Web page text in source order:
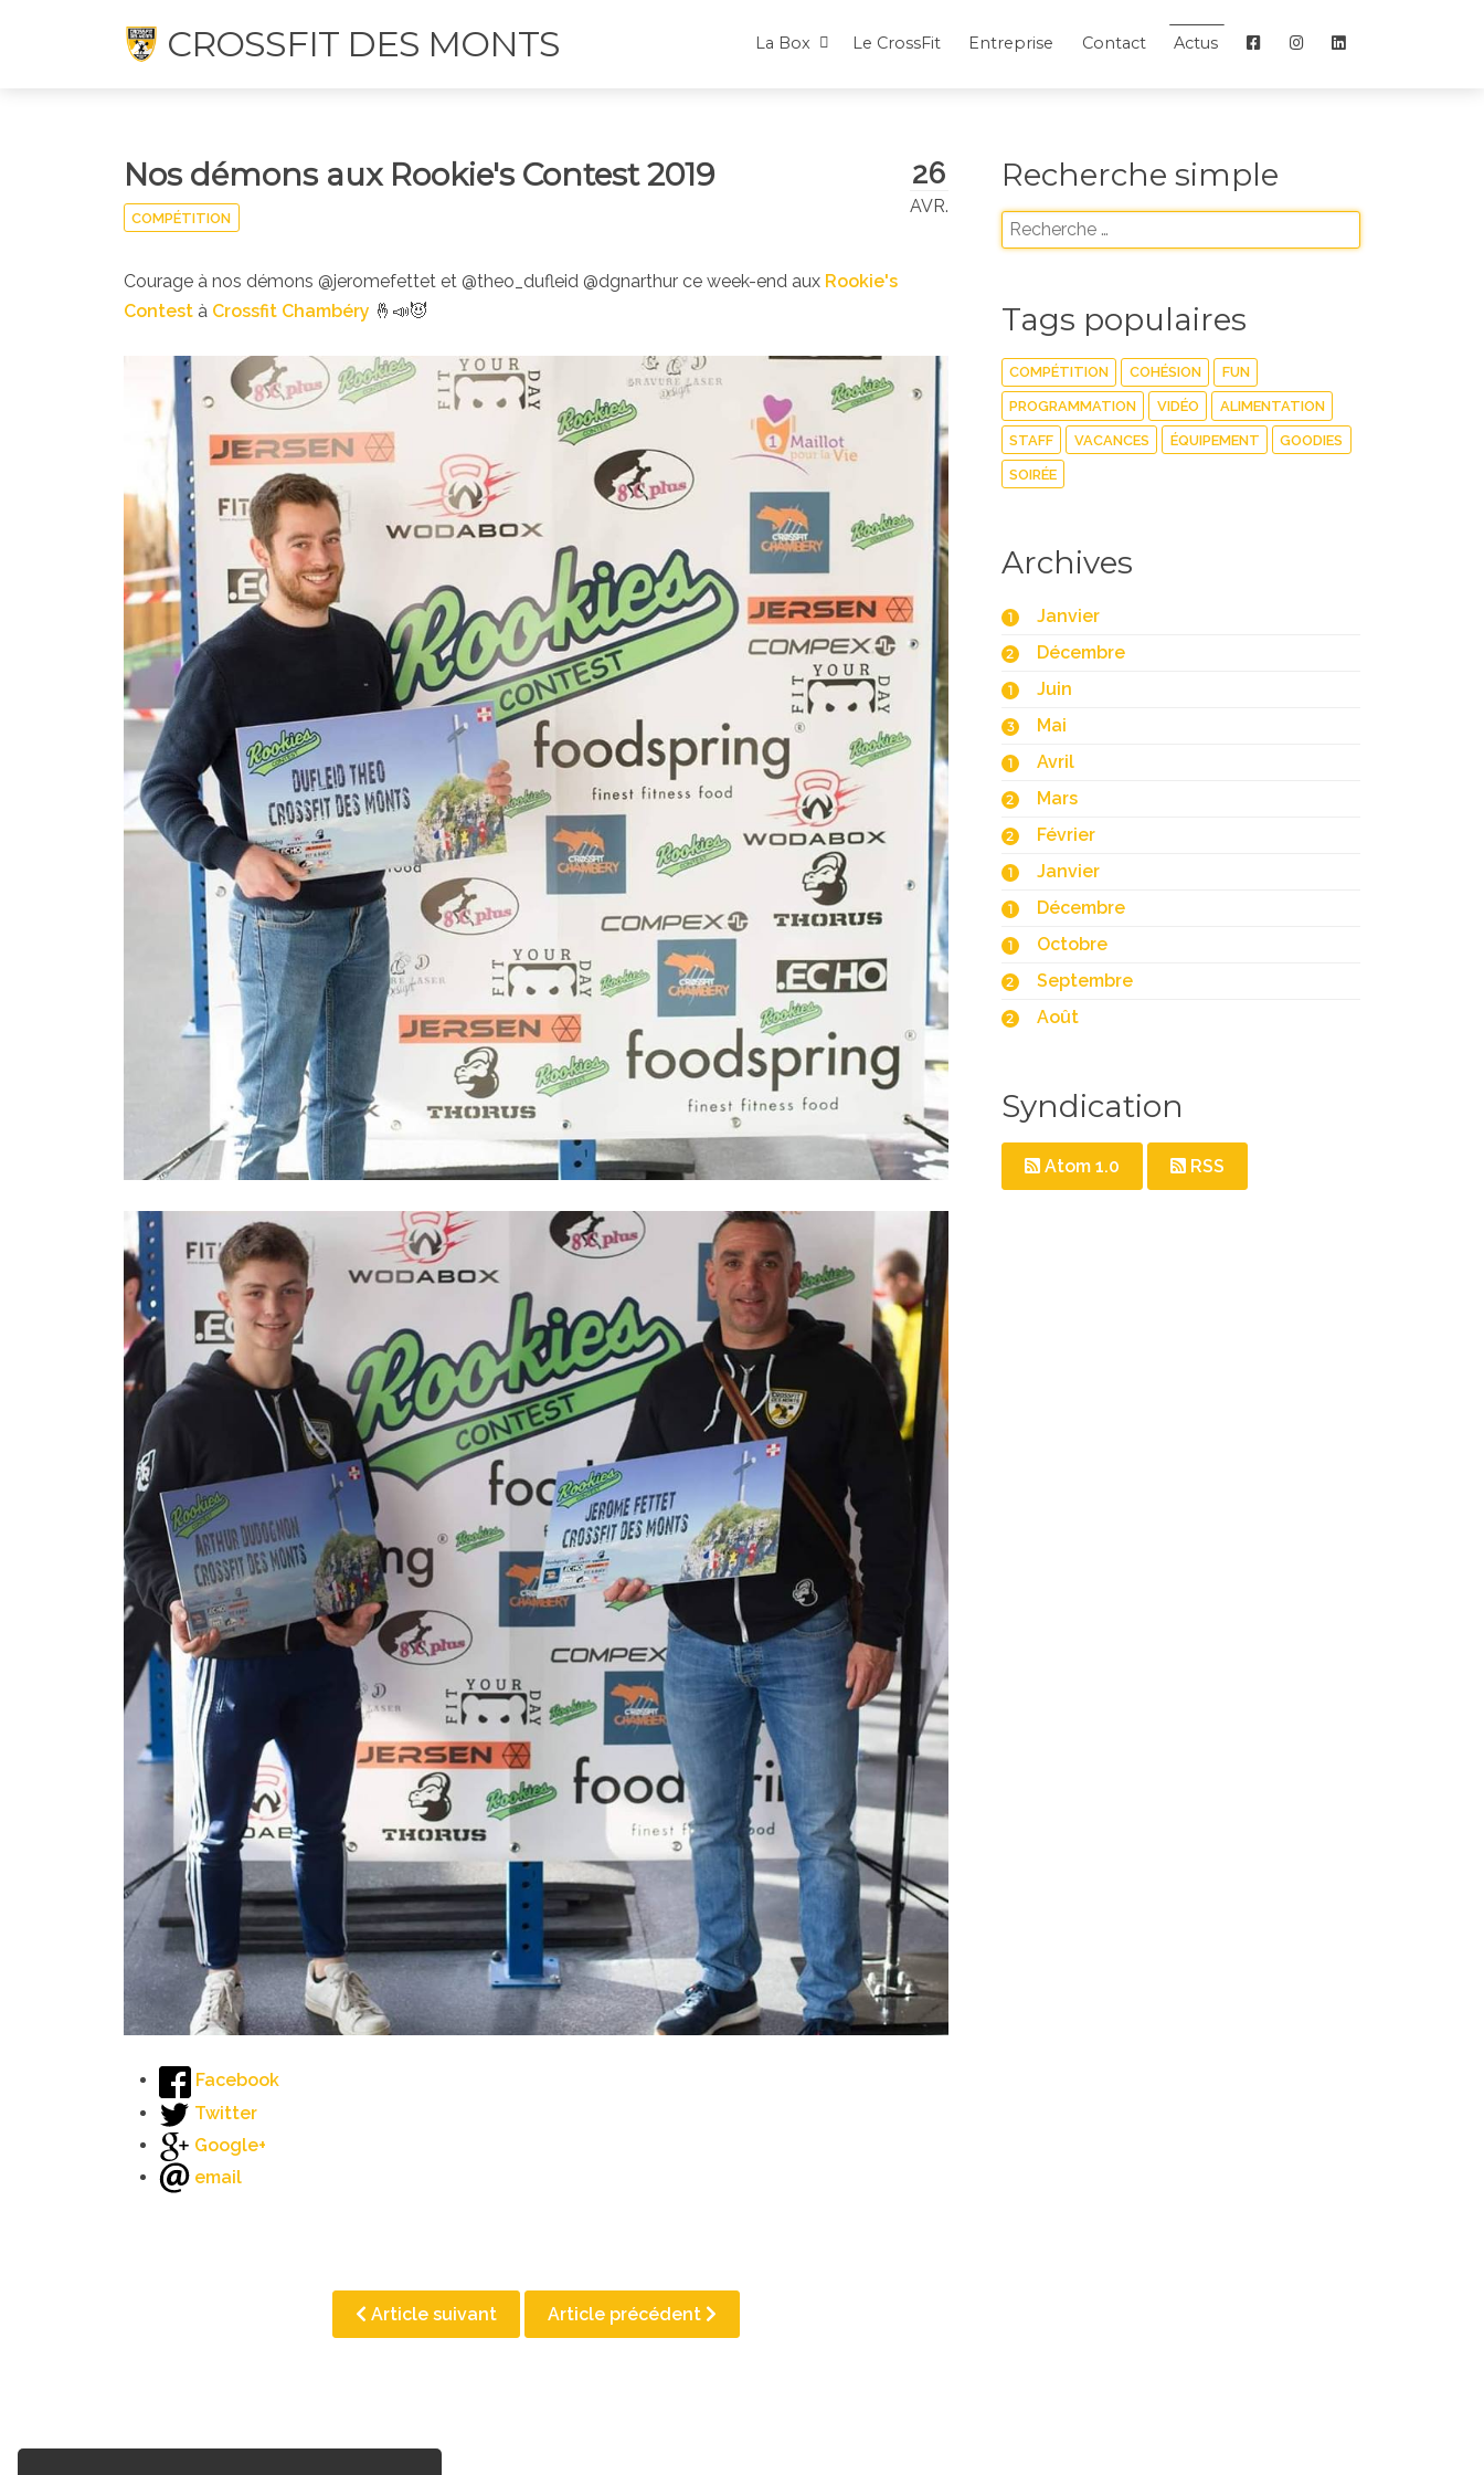
CROSSFIT DES MONTS La Box Le CrossFit Entreprise Contact Actus
26
AVR.
Nos démons aux Rookie's Contest 2019
COMPÉTITION
Courage à nos démons @jeromefettet et @theo_dufleid @dgnarthur ce week-end aux Rookie's
Contest à Crossfit Chambéry 🤞📣😈
Facebook
Twitter
Google+
email
Article suivant Article précédent
Recherche simple
Tags populaires
COMPÉTITION COHÉSION FUN
PROGRAMMATION VIDÉO ALIMENTATION
STAFF VACANCES ÉQUIPEMENT GOODIES
SOIRÉE
Archives
1 Janvier
2 Décembre
1 Juin
3 Mai
1 Avril
2 Mars
2 Février
1 Janvier
1 Décembre
1 Octobre
2 Septembre
2 Août
Syndication
Atom 1.0 RSS